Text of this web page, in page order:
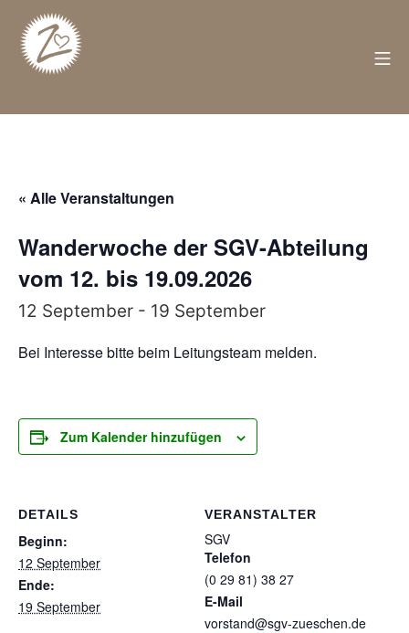
Inhalt
springen
Züschen
« Alle Veranstaltungen
Wanderwoche der SGV-Abteilung
vom 12. bis 19.09.2026
12 September - 19 September
Bei Interesse bitte beim Leitungsteam melden.
Zum Kalender hinzufügen
DETAILS
Beginn:
12 September
Ende:
19 September
VERANSTALTER
SGV
Telefon
(0 29 81) 38 27
E-Mail
vorstand@sgv-zueschen.de